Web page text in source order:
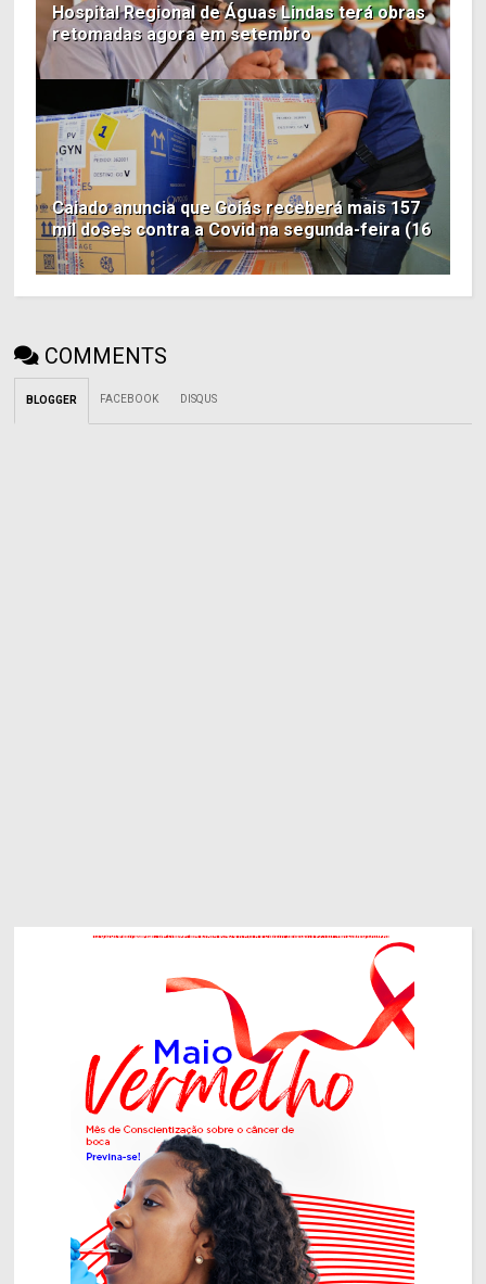
Hospital Regional de Águas Lindas terá obras
retomadas agora em setembro
Caiado anuncia que Goiás receberá mais 157
mil doses contra a Covid na segunda-feira (16
COMMENTS
BLOGGER FACEBOOK DISQUS